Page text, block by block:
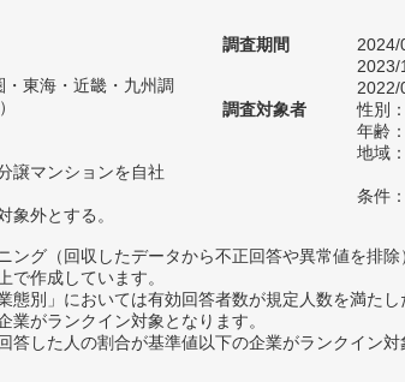
東海・近畿・九州調
譲マンションを自社
象外とする。
調査期間
2024/
2023/
2022/
調査対象者
性別
年齢
地域
条件
グ（回収したデータから不正回答や異常値を排除
作成しています。
別」においては有効回答者数が規定人数を満た
がランクイン対象となります。
した人の割合が基準値以下の企業がランクイン対